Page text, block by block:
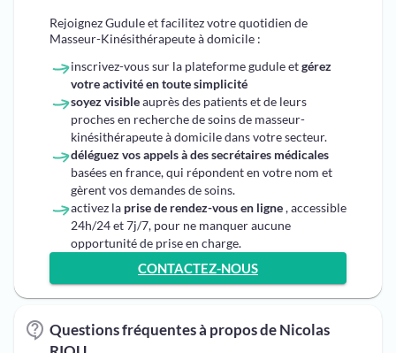
Rejoignez Gudule et facilitez votre quotidien de
Masseur-Kinésithérapeute à domicile :
inscrivez-vous sur la plateforme gudule etgérez
votre activité en toute simplicité
soyez visibleauprès des patients et de leurs
proches en recherche de soins de masseur-
kinésithérapeute à domicile dans votre secteur.
déléguez vos appels à des secrétaires médicales
basées en france, qui répondent en votre nom et
gèrent vos demandes de soins.
activez la prise de rendez-vous en ligne, accessible
24h/24 et 7j/7, pour ne manquer aucune
opportunité de prise en charge.
CONTACTEZ-NOUS
Questions fréquentes à propos de Nicolas